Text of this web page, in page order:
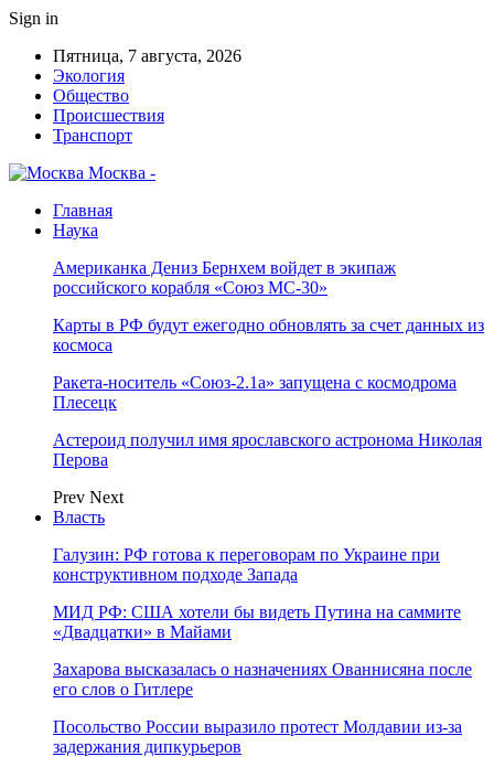
Sign in
Пятница, 7 августа, 2026
Экология
Общество
Происшествия
Транспорт
Москва -
Главная
Наука
Американка Дениз Бернхем войдет в экипаж
российского корабля «Союз МС-30»
Карты в РФ будут ежегодно обновлять за счет данных из
космоса
Ракета-носитель «Союз-2.1а» запущена с космодрома
Плесецк
Астероид получил имя ярославского астронома Николая
Перова
Prev Next
Власть
Галузин: РФ готова к переговорам по Украине при
конструктивном подходе Запада
МИД РФ: США хотели бы видеть Путина на саммите
«Двадцатки» в Майами
Захарова высказалась о назначениях Ованнисяна после
его слов о Гитлере
Посольство России выразило протест Молдавии из-за
задержания дипкурьеров